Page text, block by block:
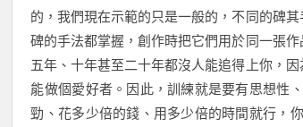
的，我們現在示範的只是一般的，不同的碑
碑的手法都掌握，創作時把它們用於同一張
五年、十年甚至二十年都沒人能追得上你，
能做個愛好者。因此，訓練就是要有思想性
勁、花多少倍的錢、用多少倍的時間就行，